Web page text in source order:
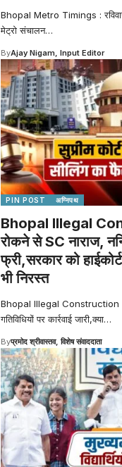
Bhopal Metro Timings :
मेट्रो संचालन…
ByAjay Nigam, Input Editor
PIN POST अग्निपथ
Bhopal Illegal
रोकने से SC नाराज,
फ्री,सरकार को
भी निरस्त
Bhopal Illegal Construction :
गतिविधियों पर कार्रवाई जारी,क्या…
Byप्रमोद श्रीवास्तव, विशेष संवाददाता